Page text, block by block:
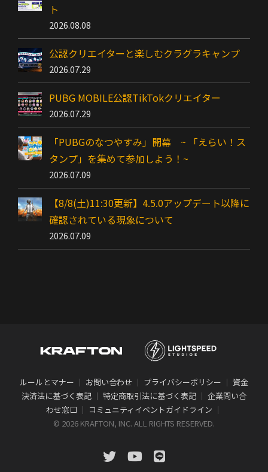
ト
2026.08.08
公認クリエイターと楽しむクラグラキャンプ
2026.07.29
PUBG MOBILE公認TikTokクリエイター
2026.07.29
「PUBGのなつやすみ」開幕 ~ 「えらい！ス
タンプ」を集めて参加しよう！~
2026.07.09
【8/8(土)11:30更新】4.5.0アップデート以降に
確認されている現象について
2026.07.09
ルールとマナー ｜ お問い合わせ ｜ プライバシーポリシー ｜ 資金
決済法に基づく表記 ｜ 特定商取引法に基づく表記 ｜ 企業問い合
わせ窓口 ｜ コミュニティイベントガイドライン ｜
© 2026 KRAFTON, INC. ALL RIGHTS RESERVED.